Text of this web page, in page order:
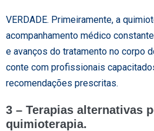
VERDADE. Primeiramente, a
acompanhamento médico
e avanços do tratamento no corpo
conte com profissionais
recomendações prescritas.
3 – Terapias alternativas
quimioterapia.